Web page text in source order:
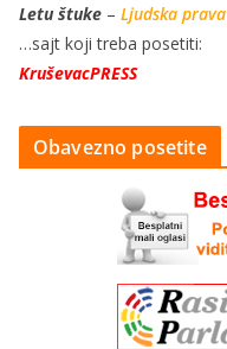
Letu štuke – Ljudska prava
…sajt koji treba posetiti:
KruševacPRESS
Obavezno posetite